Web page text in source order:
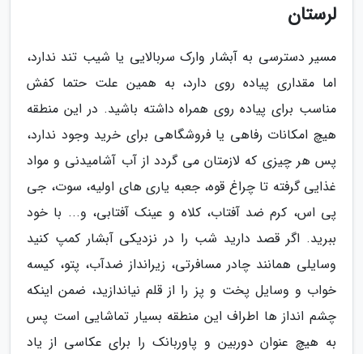
لرستان
مسیر دسترسی به آبشار وارک سربالایی یا شیب تند ندارد،
اما مقداری پیاده روی دارد، به همین علت حتما کفش
مناسب برای پیاده روی همراه داشته باشید. در این منطقه
هیچ امکانات رفاهی یا فروشگاهی برای خرید وجود ندارد،
پس هر چیزی که لازمتان می گردد از آب آشامیدنی و مواد
غذایی گرفته تا چراغ قوه، جعبه یاری های اولیه، سوت، جی
پی اس، کرم ضد آفتاب، کلاه و عینک آفتابی، و... با خود
ببرید. اگر قصد دارید شب را در نزدیکی آبشار کمپ کنید
وسایلی همانند چادر مسافرتی، زیرانداز ضدآب، پتو، کیسه
خواب و وسایل پخت و پز را از قلم نیاندازید، ضمن اینکه
چشم انداز ها اطراف این منطقه بسیار تماشایی است پس
به هیچ عنوان دوربین و پاوربانک را برای عکاسی از یاد